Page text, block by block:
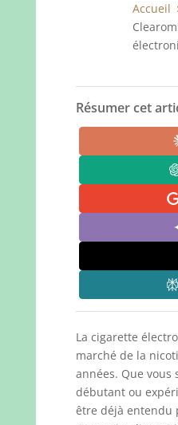
Accueil
Résumer cet
La cigarette
marché de la
années. Que vous
débutant ou
être déjà entendu